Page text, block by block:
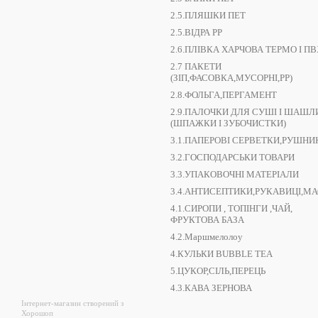
Інтернет-магазин створений з
Хорошоп
2.5.ПЛЯШКИ ПЕТ
2.5.ВІДРА РР
2.6.ПЛІВКА ХАРЧОВА ТЕРМО І
2.7 ПАКЕТИ
(ЗІП,ФАСОВКА,МУСОРНІ,РР)
2.8.ФОЛЬГА,ПЕРГАМЕНТ
2.9.ПАЛОЧКИ ДЛЯ СУШІ І
(ШПАЖКИ І ЗУБОЧИСТКИ)
3.1.ПАПЕРОВІ
3.2.ГОСПОДАРСЬКИ ТОВАРИ
3.3.УПАКОВОЧНІ МАТЕРІАЛИ
4.1.СИРОПИ , ТОПІНГИ ,ЧАЙ,
ФРУКТОВА БАЗА
4.2.Маршмелолоу
4.КУЛЬКИ BUBBLE TEA
5.ЦУКОР,СІЛЬ,ПЕРЕЦЬ
4.3.КАВА ЗЕРНОВА